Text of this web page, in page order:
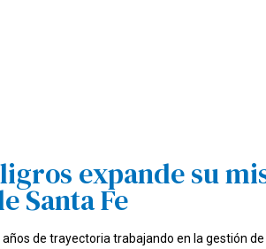
expande su
Santa Fe
de trayectoria trabajando en la gestión